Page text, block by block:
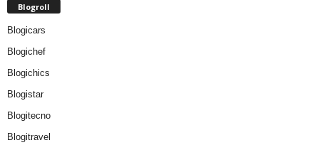
Blogroll
Blogicars
Blogichef
Blogichics
Blogistar
Blogitecno
Blogitravel